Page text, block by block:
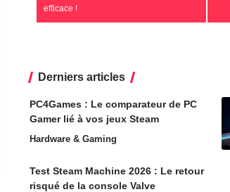
efficace !
Derniers articles
PC4Games : Le comparateur de PC
Gamer lié à vos jeux Steam
Hardware & Gaming
Test Steam Machine 2026 : Le retour
risqué de la console Valve